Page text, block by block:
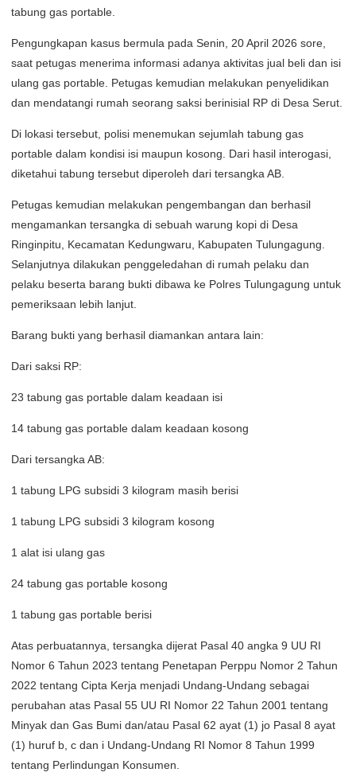
tabung gas portable.
Pengungkapan kasus bermula pada Senin, 20 April 2026 sore,
saat petugas menerima informasi adanya aktivitas jual beli dan isi
ulang gas portable. Petugas kemudian melakukan penyelidikan
dan mendatangi rumah seorang saksi berinisial RP di Desa Serut.
Di lokasi tersebut, polisi menemukan sejumlah tabung gas
portable dalam kondisi isi maupun kosong. Dari hasil interogasi,
diketahui tabung tersebut diperoleh dari tersangka AB.
Petugas kemudian melakukan pengembangan dan berhasil
mengamankan tersangka di sebuah warung kopi di Desa
Ringinpitu, Kecamatan Kedungwaru, Kabupaten Tulungagung.
Selanjutnya dilakukan penggeledahan di rumah pelaku dan
pelaku beserta barang bukti dibawa ke Polres Tulungagung untuk
pemeriksaan lebih lanjut.
Barang bukti yang berhasil diamankan antara lain:
Dari saksi RP:
23 tabung gas portable dalam keadaan isi
14 tabung gas portable dalam keadaan kosong
Dari tersangka AB:
1 tabung LPG subsidi 3 kilogram masih berisi
1 tabung LPG subsidi 3 kilogram kosong
1 alat isi ulang gas
24 tabung gas portable kosong
1 tabung gas portable berisi
Atas perbuatannya, tersangka dijerat Pasal 40 angka 9 UU RI
Nomor 6 Tahun 2023 tentang Penetapan Perppu Nomor 2 Tahun
2022 tentang Cipta Kerja menjadi Undang-Undang sebagai
perubahan atas Pasal 55 UU RI Nomor 22 Tahun 2001 tentang
Minyak dan Gas Bumi dan/atau Pasal 62 ayat (1) jo Pasal 8 ayat
(1) huruf b, c dan i Undang-Undang RI Nomor 8 Tahun 1999
tentang Perlindungan Konsumen.